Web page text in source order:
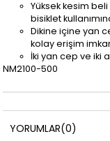
Yüksek kesim beli
bisiklet
Dikine içine yan
kolay erişim
İki yan cep ve iki
NM2100-500
YORUMLAR(0)